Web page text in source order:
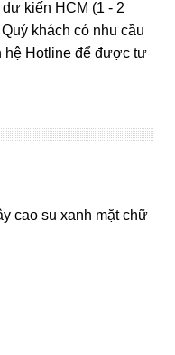
kiến HCM (1 - 2
khách có nhu cầu
hệ Hotline để được tư
cao su xanh mặt chữ